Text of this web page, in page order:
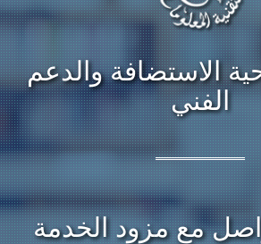
الاستضافة والدعم
الفني
مع مزود الخدمة